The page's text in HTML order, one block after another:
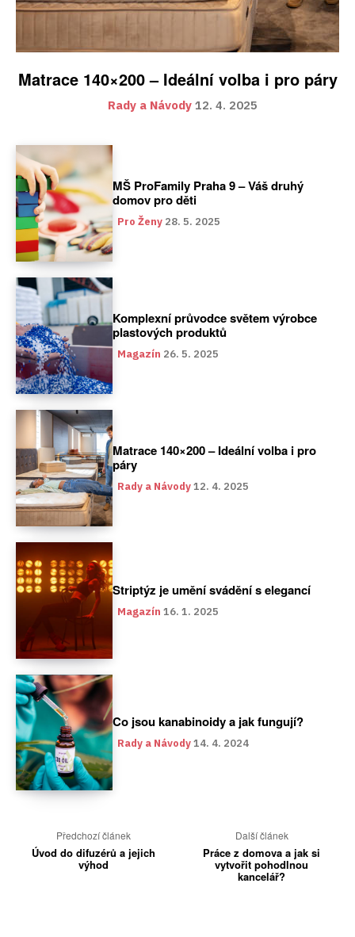
Matrace 140×200 – Ideální volba i pro páry
Rady a Návody 12. 4. 2025
MŠ ProFamily Praha 9 – Váš druhý
domov pro děti
Pro Ženy 28. 5. 2025
Komplexní průvodce světem výrobce
plastových produktů
Magazín 26. 5. 2025
Matrace 140×200 – Ideální volba i pro
páry
Rady a Návody12. 4. 2025
Striptýz je umění svádění s elegancí
Magazín 16. 1. 2025
Co jsou kanabinoidy a jak fungují?
Rady a Návody14. 4. 2024
Předchozí článek
Úvod do difuzérů a jejich
výhod
Další článek
Práce z domova a jak si
vytvořit pohodlnou
kancelář?